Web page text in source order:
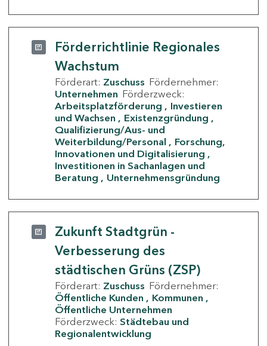
Förderrichtlinie Regionales
Wachstum
Förderart: Zuschuss Fördernehmer:
Unternehmen Förderzweck:
Arbeitsplatzförderung
Investieren
und Wachsen
Existenzgründung
Qualifizierung/Aus- und
Weiterbildung/Personal
Forschung,
Innovationen und Digitalisierung
Investitionen in Sachanlagen und
Beratung
Unternehmensgründung
Zukunft Stadtgrün -
Verbesserung des
städtischen Grüns (ZSP)
Förderart: Zuschuss Fördernehmer:
Öffentliche Kunden
Kommunen
Öffentliche Unternehmen
Förderzweck: Städtebau und
Regionalentwicklung